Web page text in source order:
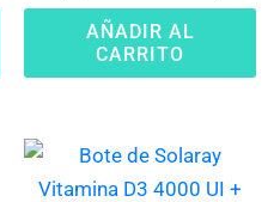
AÑADIR AL
CARRITO